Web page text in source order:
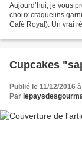
Aujourd’hui, je vous
choux craquelins
Café Royal). Un vrai
Cupcakes
Publié le 11/12/2016
Par